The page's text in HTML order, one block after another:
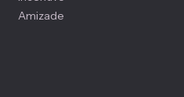
Amizade